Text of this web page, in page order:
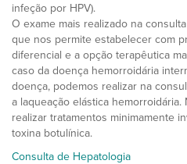
infeção por HPV).
O exame mais realizado na
que nos permite estabelecer com
diferencial e a opção terapêutica
caso da doença hemorroidária
doença, podemos realizar na
a laqueação elástica
realizar tratamentos minimamente
toxina botulínica.
Consulta de Hepatologia